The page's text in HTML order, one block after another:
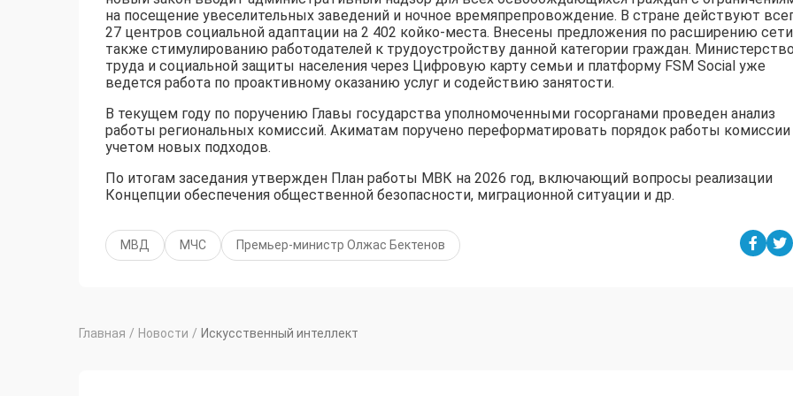
на посещение увеселительных заведений и ночное времяпрепровождение. В стране действуют
27 центров социальной адаптации на 2 402 койко-места. Внесены предложения по расширению
также стимулированию работодателей к трудоустройству данной категории граждан.
труда и социальной защиты населения через Цифровую карту семьи и платформу FSM Social уже
ведется работа по проактивному оказанию услуг и содействию занятости.
В текущем году по поручению Главы государства уполномоченными госорганами проведен анализ
работы региональных комиссий. Акиматам поручено переформатировать порядок работы комиссии
учетом новых подходов.
По итогам заседания утвержден План работы МВК на 2026 год, включающий вопросы реализации
Концепции обеспечения общественной безопасности, миграционной ситуации и др.
МВД МЧС Премьер-министр Олжас Бектенов
Главная / Новости / Искусственный интеллект